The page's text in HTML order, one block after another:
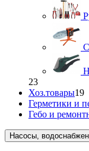
23
Хоз.товары19
Герметики и
Гебо и
Насосы,